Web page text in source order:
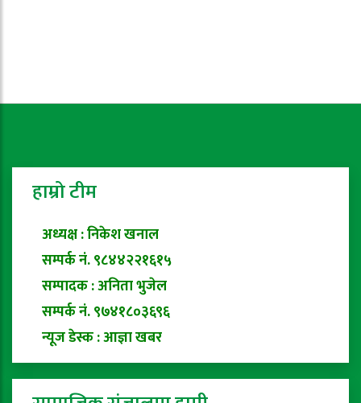
हाम्रो टीम
अध्यक्ष : निकेश खनाल
सम्पर्क नं. ९८४४२२१६१५
सम्पादक : अनिता भुजेल
सम्पर्क नं. ९७४१८०३६९६
न्यूज डेस्क : आज्ञा खबर